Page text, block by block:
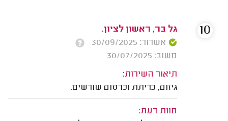
גל בר, ראשון לציון.
אשרור: 30/09/2025
משוב: 30/07/2025
תיאור השירות:
גיזום, כריתת וכרסום שורשים.
חוות דעת:
10